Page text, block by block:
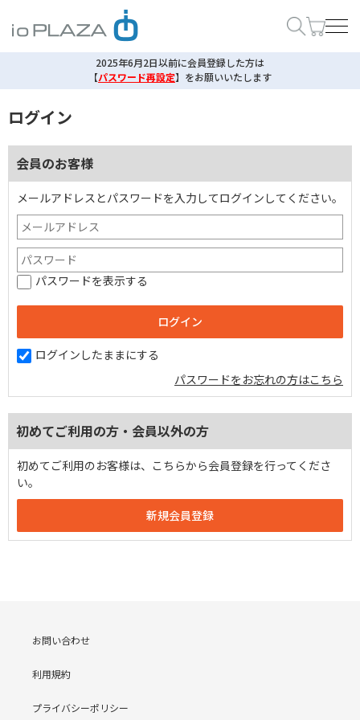
2025年6月2日以前に会員登録した方は
【パスワード再設定】 をお願いいたします
ログイン
会員のお客様
メールアドレスとパスワードを入力してログインしてください。
パスワードを表示する
ログインしたままにする
パスワードをお忘れの方はこちら
初めてご利用の方・会員以外の方
初めてご利用のお客様は、こちらから会員登録を行ってくださ
い。
お問い合わせ
利用規約
プライバシーポリシー